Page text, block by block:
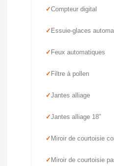
Compteur digital
Essuie-glaces
Feux automatiques
Filtre à pollen
Jantes alliage
Jantes alliage 18″
Miroir de courtoisie
Miroir de courtoisie